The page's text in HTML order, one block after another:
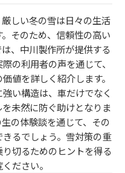
しい冬の雪は日々の生活
そのため、信頼性の高い
、中川製作所が提供する
の利用者の声を通じて、
値を詳しく紹介します。
い構造は、車だけでなく
未然に防ぐ助けとなりま
の体験談を通じて、その
るでしょう。雪対策の重
切るためのヒントを得る
ださい。